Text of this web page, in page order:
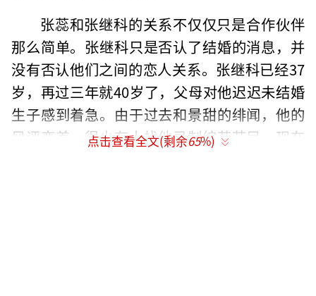
张蕊和张继科的关系不仅仅只是合作伙伴
那么简单。张继科只是否认了结婚的消息，并
没有否认他们之间的恋人关系。张继科已经37
岁，再过三年就40岁了，父母对他迟迟未结婚
生子感到着急。由于过去和景甜的绯闻，他的
风评变差，很少有人找他录制综艺节目，现在
点击查看全文(剩余65%)